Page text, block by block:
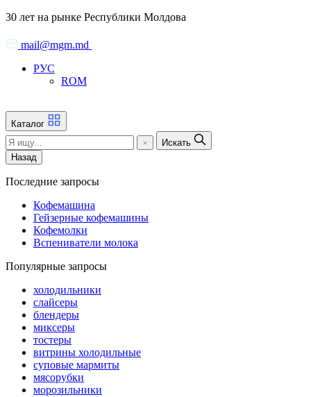
Skip
the
content
30 лет на рынке Республики Молдова
mail@mgm.md
РУС
ROM
Каталог
Искать
Назад
Последние запросы
Кофемашина
Гейзерные кофемашины
Кофемолки
Вспениватели молока
Популярные запросы
холодильники
слайсеры
блендеры
миксеры
тостеры
витрины холодильные
суповые мармиты
мясорубки
морозильники